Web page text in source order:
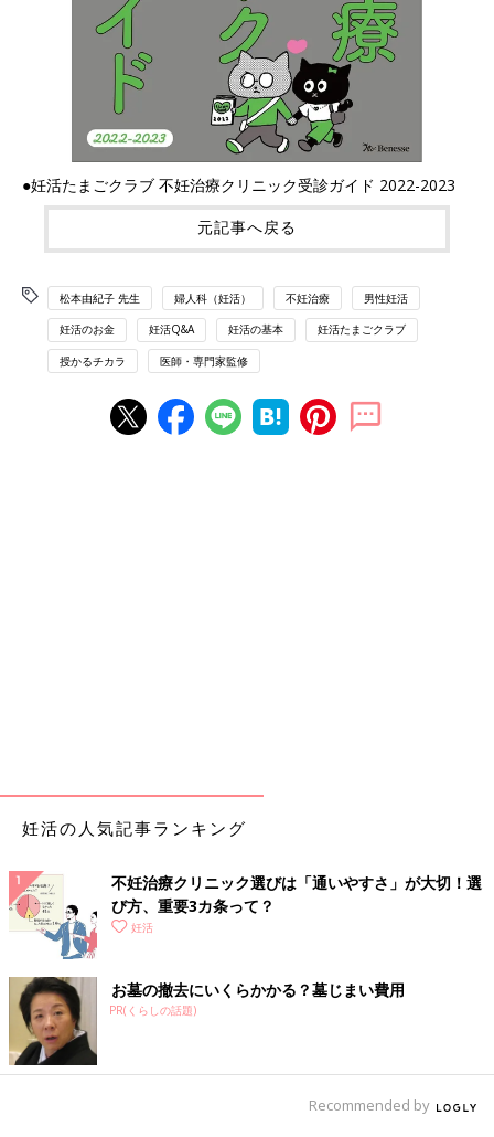
●妊活たまごクラブ 不妊治療クリニック受診ガイド 2022-2023
元記事へ戻る
松本由紀子 先生 婦人科（妊活） 不妊治療 男性妊活
妊活のお金 妊活Q&A 妊活の基本 妊活たまごクラブ
授かるチカラ 医師・専門家監修
妊活の人気記事ランキング
不妊治療クリニック選びは「通いやすさ」が大切！選
び方、重要3カ条って？
妊活
お墓の撤去にいくらかかる？墓じまい費用
PR(くらしの話題)
Recommended by